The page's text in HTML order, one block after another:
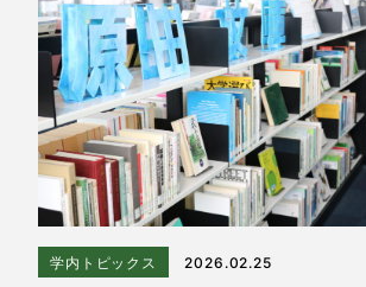
学内トピックス 2026.02.25